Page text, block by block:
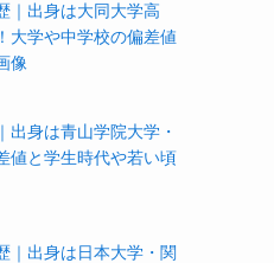
｜出身は大同大学高
大学や中学校の偏差値
像
出身は青山学院大学・
値と学生時代や若い頃
｜出身は日本大学・関